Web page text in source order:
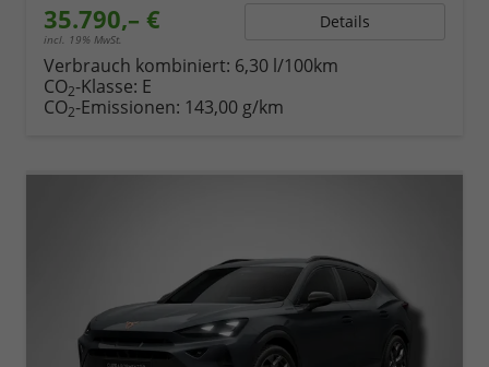
35.790,– €
incl. 19% MwSt.
Details
Verbrauch kombiniert: 6,30 l/100km
CO2-Klasse: E
CO2-Emissionen: 143,00 g/km